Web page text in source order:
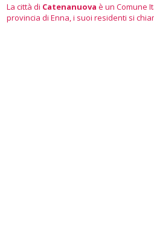
La città di Catenanuova è un Comune
provincia di Enna, i suoi residenti si